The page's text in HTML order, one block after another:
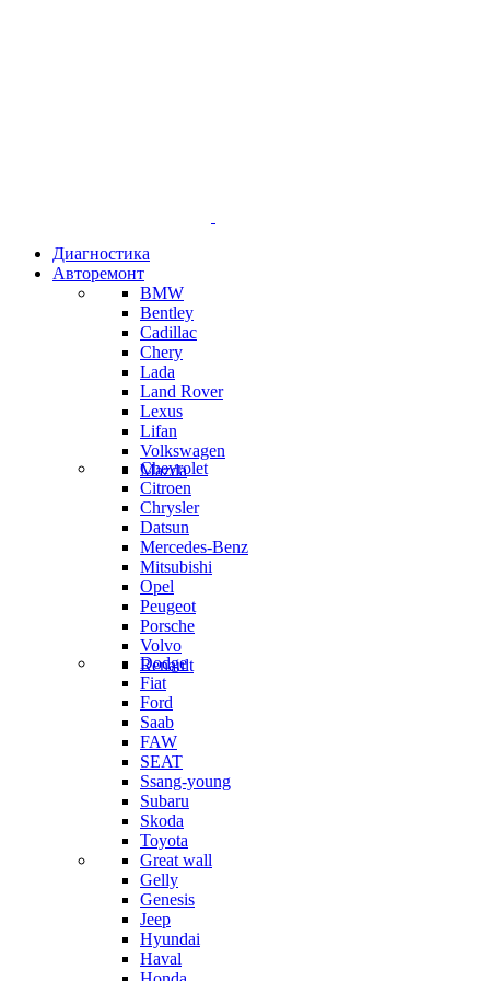
Диагностика
Авторемонт
BMW
Bentley
Cadillac
Chery
Lada
Land Rover
Lexus
Lifan
Volkswagen
Mazda
Chevrolet
Citroen
Chrysler
Datsun
Mercedes-Benz
Mitsubishi
Opel
Peugeot
Porsche
Volvo
Renault
Dodge
Fiat
Ford
Saab
FAW
SEAT
Ssang-young
Subaru
Skoda
Toyota
Great wall
Gelly
Genesis
Jeep
Hyundai
Haval